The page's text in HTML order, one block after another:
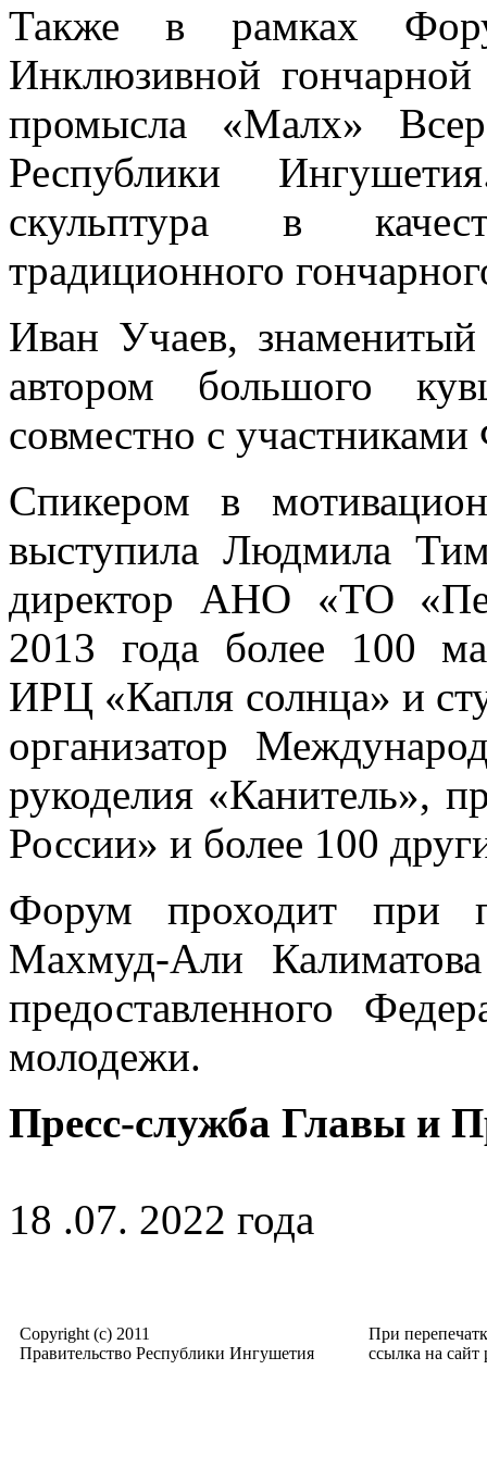
Также в рамках
Инклюзивной
промысла «Малх»
Республики
скульптура в
традиционного
Иван Учаев,
автором большого
совместно с
Спикером в
выступила Людмила
директор АНО «ТО
2013 года более 100
ИРЦ «Капля солнца» и
организатор
рукоделия «Канитель»,
России» и более 100
Форум проходит при
Махмуд-Али
предоставленного
молодежи.
Пресс-служба Главы и
18 .07. 2022 года
Copyright (c) 2011
Правительство Республики Ингушетия
При
ссылка на сайт